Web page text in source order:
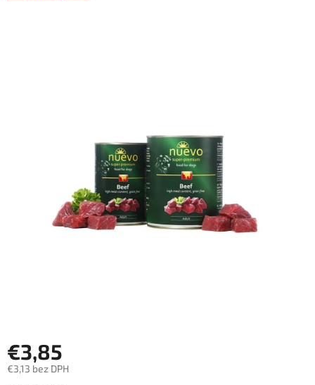
€3,85
€3,13 bez DPH